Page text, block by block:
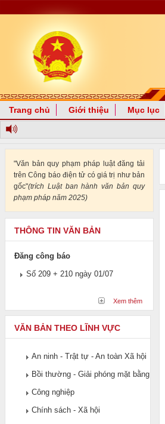
Trang chủ Giới thiệu Mục lục
"Văn bản quy phạm pháp luật đăng tải
trên Công báo điện tử có giá trị như bản
gốc"(trích Luật ban hành văn bản quy
phạm pháp năm 2025)
THÔNG TIN VĂN BẢN
Đăng công báo
Số 209 + 210 ngày 01/07
Xem thêm
VĂN BẢN THEO LĨNH VỰC
An ninh - Trật tự - An toàn Xã hội
Bồi thường - Giải phóng mặt bằng
Công nghiệp
Chính sách - Xã hội